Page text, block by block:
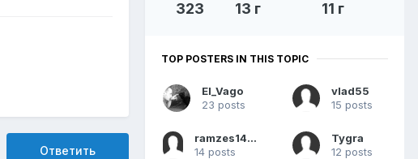
Ответить
323 13 г 11 г
TOP POSTERS IN THIS TOPIC
El_Vago
23 posts
vlad55
15 posts
ramzes1401ss3
14 posts
Tygra
12 posts